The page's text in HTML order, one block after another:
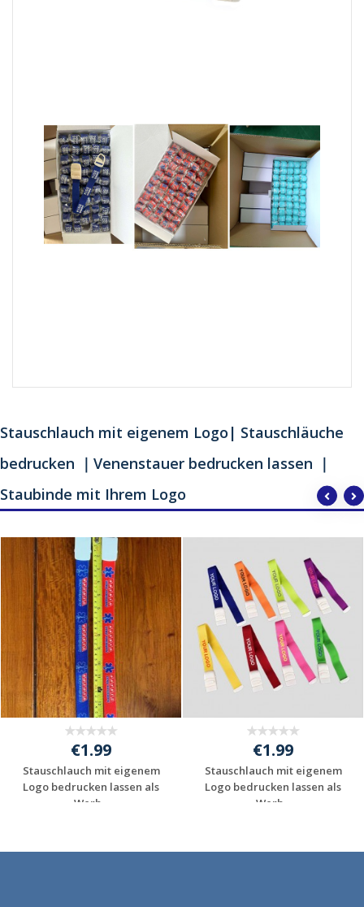
Stauschlauch mit eigenem Logo| Stauschläuche
bedrucken ｜Venenstauer bedrucken lassen ｜
Staubinde mit Ihrem Logo
€1.99
Stauschlauch mit eigenem
Logo bedrucken lassen als
Werb...
€1.99
Stauschlauch mit eigenem
Logo bedrucken lassen als
Werb...